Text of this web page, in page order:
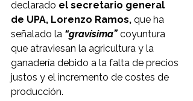
declarado el secretario general
de UPA, Lorenzo Ramos, que ha
señalado la “gravísima” coyuntura
que atraviesan la agricultura y la
ganadería debido a la falta de precios
justos y el incremento de costes de
producción.